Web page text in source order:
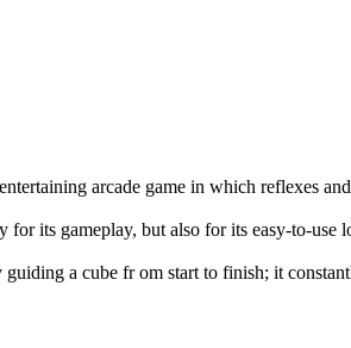
arcade game in which reflexes
its gameplay, but also for its easy-to-
guiding a cube fr om start to finish; it